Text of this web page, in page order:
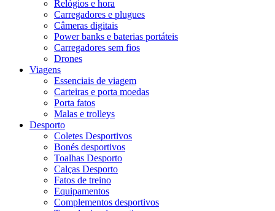
Relógios e hora
Carregadores e plugues
Câmeras digitais
Power banks e baterias portáteis
Carregadores sem fios
Drones
Viagens
Essenciais de viagem
Carteiras e porta moedas
Porta fatos
Malas e trolleys
Desporto
Coletes Desportivos
Bonés desportivos
Toalhas Desporto
Calças Desporto
Fatos de treino
Equipamentos
Complementos desportivos